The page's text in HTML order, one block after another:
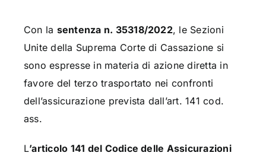
Con la sentenza n. 35318/2022, le Sezioni
Unite della Suprema Corte di Cassazione si
sono espresse in materia di azione diretta in
favore del terzo trasportato nei confronti
dell’assicurazione prevista dall’art. 141 cod.
ass.
L’articolo 141 del Codice delle Assicurazioni